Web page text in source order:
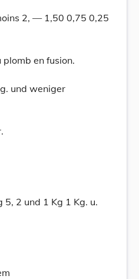
2, — 1,50 0,75 0,25
en fusion.
und weniger
5, 2 und 1 Kg 1 Kg. u.